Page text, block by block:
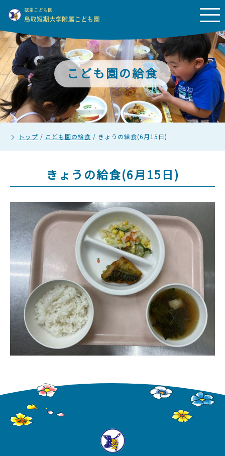
こども園の給食
トップ / こども園の給食 / きょうの給食(6月15日)
きょうの給食(6月15日)